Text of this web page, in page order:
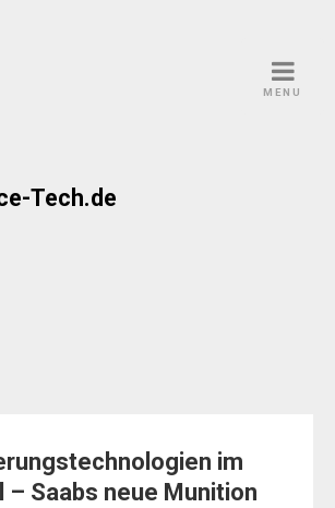
Tech.de
MENU
im
– Saabs neue Munition